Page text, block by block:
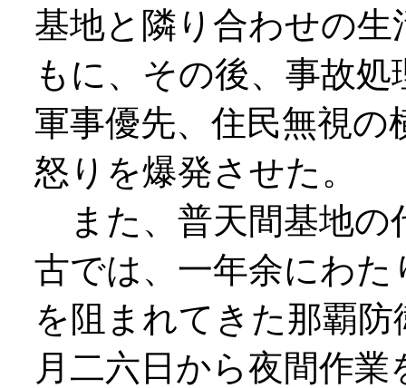
基地と隣り合わせの
もに、その後、事故
軍事優先、住民無視
怒りを爆発させた。
また、普天間基地の
古では、一年余にわ
を阻まれてきた那覇
月二六日から夜間作